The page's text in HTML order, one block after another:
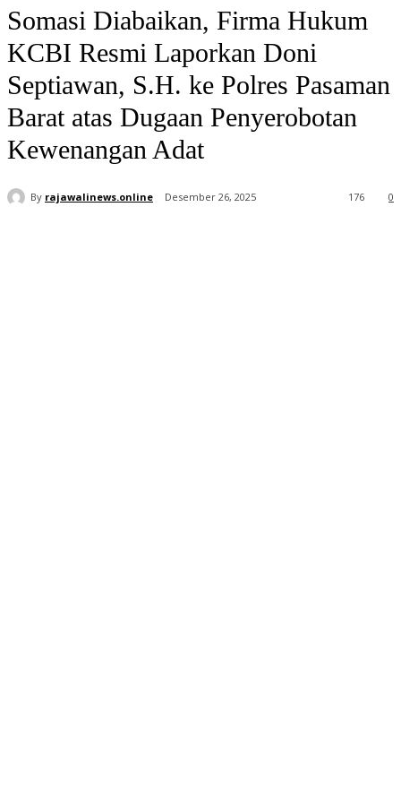
Somasi Diabaikan, Firma Hukum
KCBI Resmi Laporkan Doni
Septiawan, S.H. ke Polres Pasaman
Barat atas Dugaan Penyerobotan
Kewenangan Adat
By rajawalinews.online Desember 26, 2025 0
176